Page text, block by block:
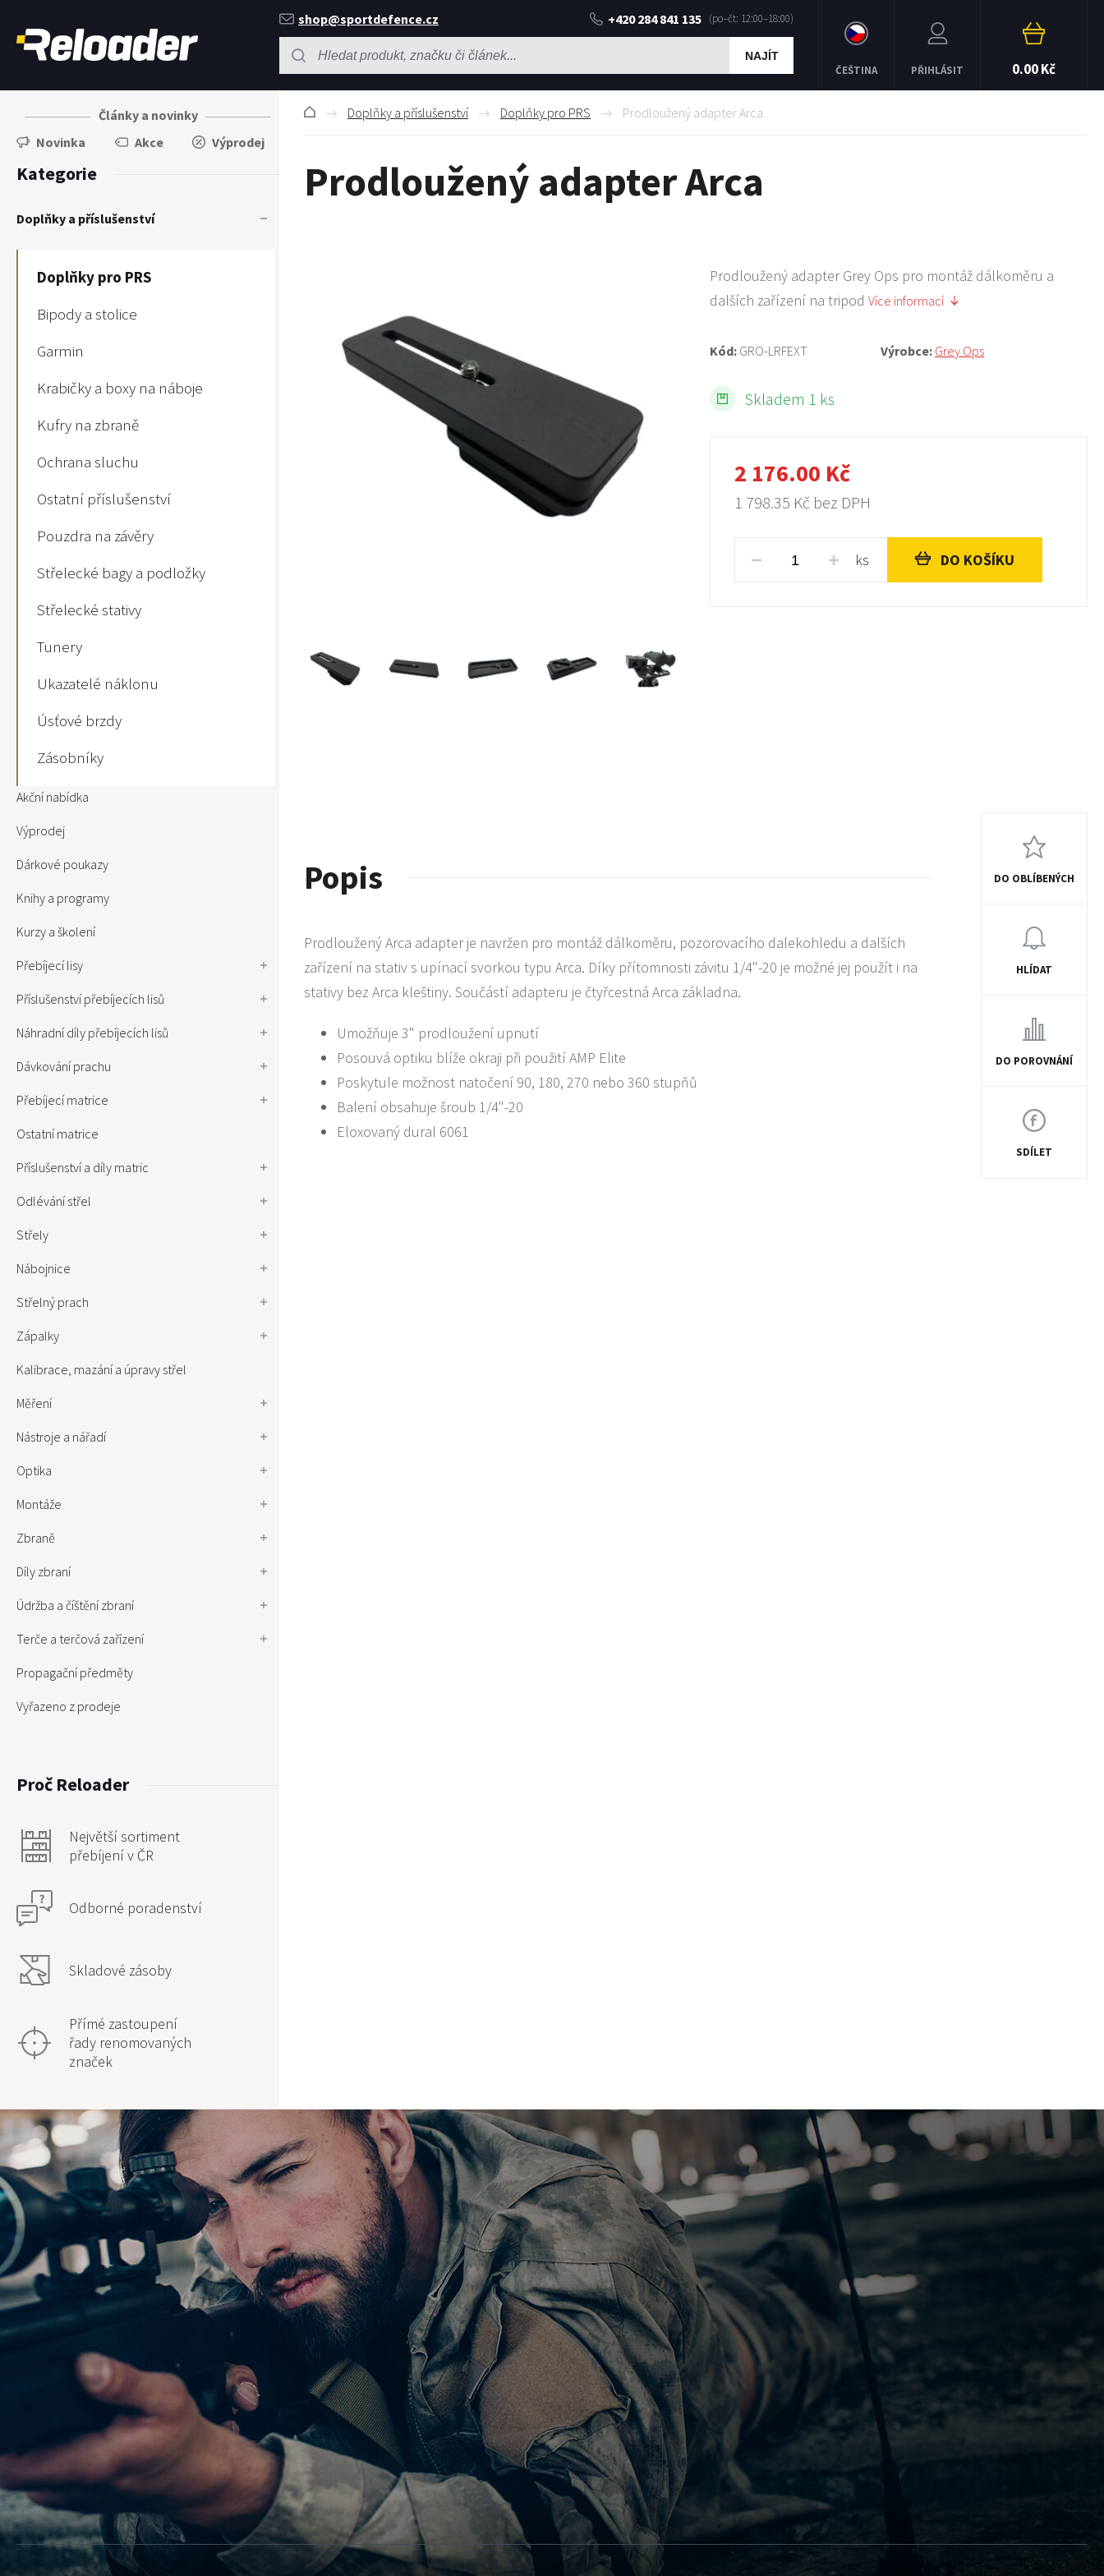
shop@sportdefence.cz +420 284 841 135
NAJÍT
ČEŠTINA PŘIHLÁSIT 0.00 Kč
Články a novinky
Novinka
Akce Výprodej
Kategorie
Doplňky a příslušenství
Doplňky pro PRS
Bipody a stolice
Garmin
Krabičky a boxy na náboje
Kufry na zbraně
Ochrana sluchu
Ostatní příslušenství
Pouzdra na závěry
Střelecké bagy a podložky
Střelecké stativy
Tunery
Ukazatelé náklonu
Úsťové brzdy
Zásobníky
Akční nabídka
Výprodej
Dárkové poukazy
Knihy a programy
Kurzy a školení
Přebíjecí lisy
Příslušenství přebíjecích lisů
Náhradní díly přebíjecích lisů
Dávkování prachu
Přebíjecí matrice
Ostatní matrice
Příslušenství a díly matric
Odlévání střel
Střely
Nábojnice
Střelný prach
Zápalky
Kalibrace, mazání a úpravy střel
Měření
Nástroje a nářadí
Optika
Montáže
Zbraně
Díly zbraní
Údržba a číštění zbraní
Terče a terčová zařízení
Propagační předměty
Vyřazeno z prodeje
Proč Reloader
Největší sortiment
přebíjení v ČR
Odborné poradenství
Skladové zásoby
Přímé zastoupení
řady renomovaných
značek
Doplňky a příslušenství Doplňky pro PRS Prodloužený adapter Arca
Prodloužený adapter Arca
Prodloužený adapter Grey Ops pro montáž dálkoměru a
dalších zařízení na tripod Více informací
Kód: GRO-LRFEXT Výrobce: Grey Ops
Skladem 1 ks
2 176.00 Kč
1 798.35 Kč bez DPH
ks DO KOŠÍKU
Popis
Prodloužený Arca adapter je navržen pro montáž dálkoměru, pozorovacího dalekohledu a dalších
zařízení na stativ s upínací svorkou typu Arca. Díky přítomnosti závitu 1/4"-20 je možné jej použít i na
stativy bez Arca kleštiny. Součástí adapteru je čtyřcestná Arca základna.
Umožňuje 3" prodloužení upnutí
Posouvá optiku blíže okraji při použití AMP Elite
Poskytule možnost natočení 90, 180, 270 nebo 360 stupňů
Balení obsahuje šroub 1/4"-20
Eloxovaný dural 6061
DO OBLÍBENÝCH
HLÍDAT
DO POROVNÁNÍ
SDÍLET